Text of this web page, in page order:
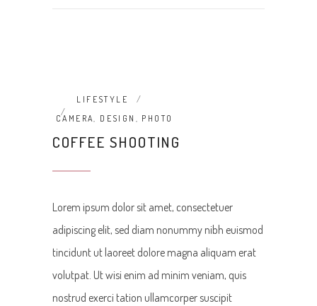
LIFESTYLE
CAMERA, DESIGN , PHOTO
COFFEE SHOOTING
Lorem ipsum dolor sit amet, consectetuer
adipiscing elit, sed diam nonummy nibh euismod
tincidunt ut laoreet dolore magna aliquam erat
volutpat. Ut wisi enim ad minim veniam, quis
nostrud exerci tation ullamcorper suscipit